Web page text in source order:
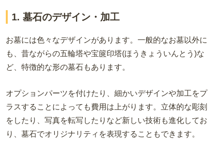
1. 墓石のデザイン・加工
お墓には色々なデザインがあります。一般的なお墓以外に
も、昔ながらの五輪塔や宝篋印塔(ほうきょういんとう)な
ど、特徴的な形の墓石もあります。
オプションパーツを付けたり、細かいデザインや加工をプ
ラスすることによっても費用は上がります。立体的な彫刻
をしたり、写真を転写したりなど新しい技術も進化してお
り、墓石でオリジナリティを表現することもできます。